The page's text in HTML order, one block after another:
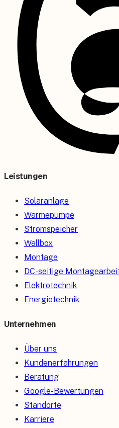
Leistungen
Solaranlage
Wärmepumpe
Stromspeicher
Wallbox
Montage
DC-seitige
Elektrotechnik
Energietechnik
Unternehmen
Über uns
Kundenerfahrungen
Beratung
Google-Bewertungen
Standorte
Karriere